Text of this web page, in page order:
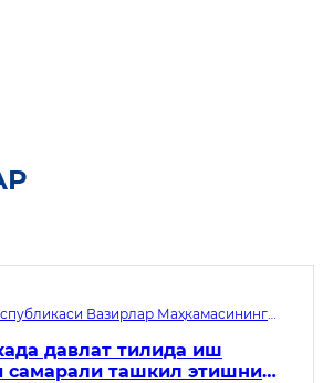
Вазирлар Маҳкамасининг
давлат тилида иш
ташкил этишнинг